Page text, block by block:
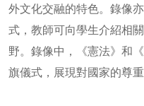
外文化交融的特色。錄像
式，教師可向學生介紹相
野。錄像中，《憲法》和
旗儀式，展現對國家的尊重